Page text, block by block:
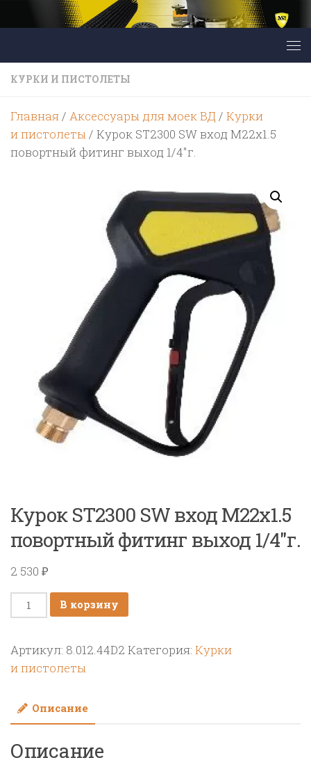
Перейти к содержимому
КУРКИ И ПИСТОЛЕТЫ
Главная/ Аксессуары для моек ВД / Курки
и пистолеты/ Курок ST2300 SW вход M22x1.5
повортный фитинг выход 1/4″г.
Курок ST2300 SW вход M22x1.5
повортный фитинг выход 1/4″г.
2 530 ₽
Количество
товара
ST2300
SW
M22x1.5
повортный
фитинг
В корзину
Артикул: 8.012.44D2 Категория: Курки
и пистолеты
Описание
Описание